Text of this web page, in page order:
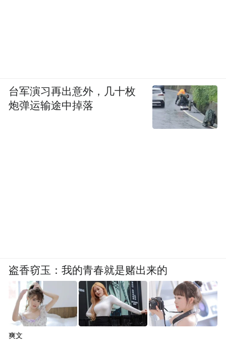
台军演习再出意外，几十枚
炮弹运输途中掉落
盗香窃玉：我的青春就是赌出来的
爽文